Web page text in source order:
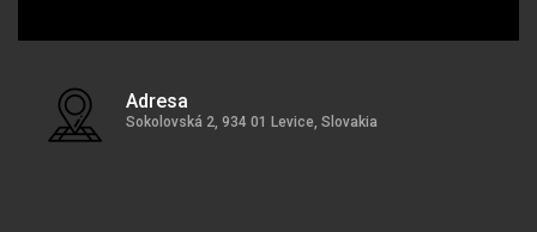
Adresa
Sokolovská 2, 934 01 Levice, Slovakia